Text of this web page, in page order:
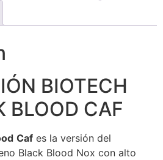
BIOTECH
BLOOD CAF
Caf es la versión del
Black Blood Nox con alto